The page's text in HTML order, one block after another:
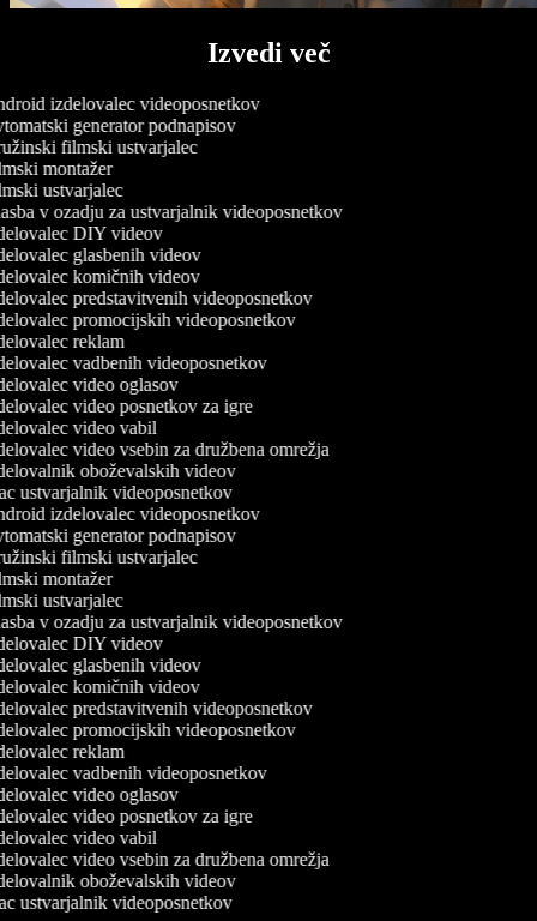
Izvedi več
izdelovalec videoposnetkov
generator podnapisov
filmski ustvarjalec
montažer
ustvarjalec
v ozadju za ustvarjalnik videoposnetkov
DIY videov
glasbenih videov
komičnih videov
predstavitvenih videoposnetkov
promocijskih videoposnetkov
reklam
vadbenih videoposnetkov
video oglasov
video posnetkov za igre
video vabil
video vsebin za družbena omrežja
oboževalskih videov
ustvarjalnik videoposnetkov
izdelovalec videoposnetkov
generator podnapisov
filmski ustvarjalec
montažer
ustvarjalec
v ozadju za ustvarjalnik videoposnetkov
DIY videov
glasbenih videov
komičnih videov
predstavitvenih videoposnetkov
promocijskih videoposnetkov
reklam
vadbenih videoposnetkov
video oglasov
video posnetkov za igre
video vabil
video vsebin za družbena omrežja
oboževalskih videov
ustvarjalnik videoposnetkov